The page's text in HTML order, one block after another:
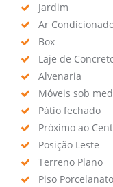
Jardim
Ar
Box
Laje de
Alvenaria
Móveis sob
Pátio fechado
Próximo ao
Posição Leste
Terreno Plano
Piso Porcelanato